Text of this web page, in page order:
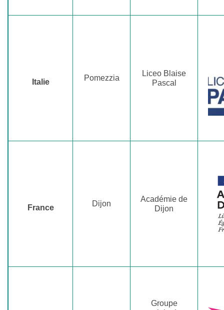
Italie Pomezzia
Liceo Blaise
Pascal
France Dijon
Académie de
Dijon
Groupe